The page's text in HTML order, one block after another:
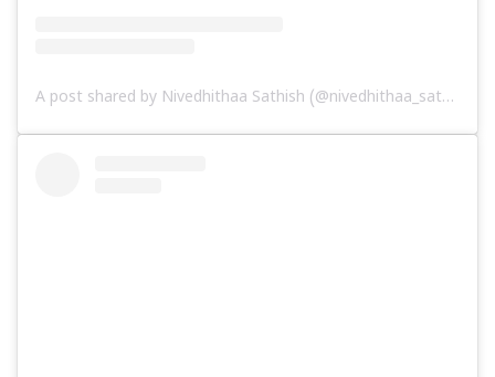
A post shared by Nivedhithaa Sathish (@nivedhithaa_sathish)